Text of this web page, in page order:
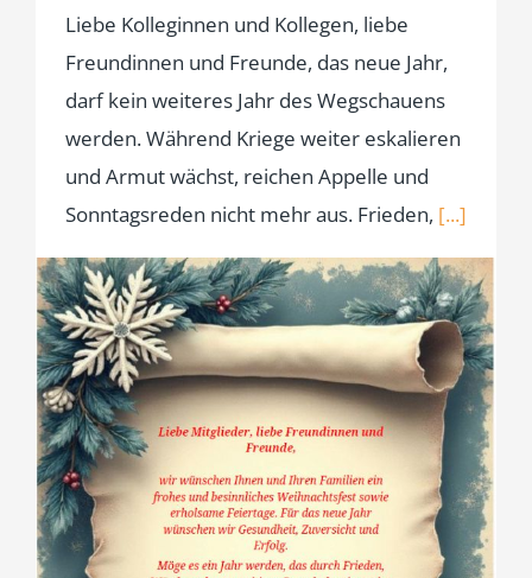
Liebe Kolleginnen und Kollegen, liebe
Freundinnen und Freunde, das neue Jahr,
darf kein weiteres Jahr des Wegschauens
werden. Während Kriege weiter eskalieren
und Armut wächst, reichen Appelle und
Sonntagsreden nicht mehr aus. Frieden, [...]